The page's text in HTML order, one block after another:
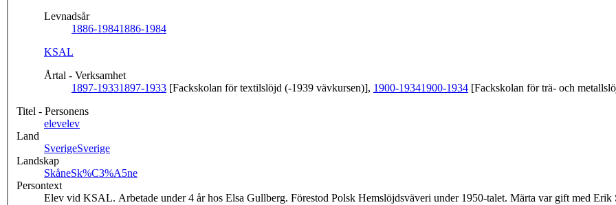
Levnadsår
1886-19841886-1984
KSAL
Årtal - Verksamhet
1897-19331897-1933 [Fackskolan för textilslöjd (-1939 vävkursen)], 1900-19341900-1934 [Fackskolan för trä- och
Titel - Personens
elevelev
Land
SverigeSverige
Landskap
SkåneSk%C3%A5ne
Persontext
Elev vid KSAL. Arbetade under 4 år hos Elsa Gullberg. Förestod Polsk Hemslöjdsväveri under 1950-talet. Märta var gift med Erik